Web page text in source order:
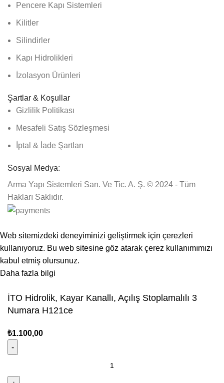
Pencere Kapı Sistemleri
Kilitler
Silindirler
Kapı Hidrolikleri
İzolasyon Ürünleri
Şartlar & Koşullar
Gizlilik Politikası
Mesafeli Satış Sözleşmesi
İptal & İade Şartları
Sosyal Medya:
Arma Yapı Sistemleri San. Ve Tic. A. Ş. © 2024 - Tüm
Hakları Saklıdır.
Web sitemizdeki deneyiminizi geliştirmek için çerezleri
kullanıyoruz. Bu web sitesine göz atarak çerez kullanımımızı
kabul etmiş olursunuz.
Daha fazla bilgi
İTO Hidrolik, Kayar Kanallı, Açılış Stoplamalılı 3
Numara H121ce
₺1.100,00